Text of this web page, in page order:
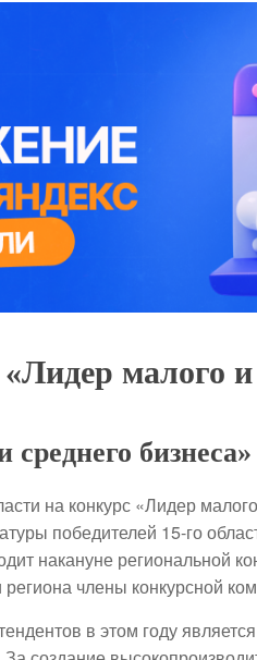
малого и
на конкурс «Лидер
победителей 15-го
накануне региональной
члены конкурсной
в этом году